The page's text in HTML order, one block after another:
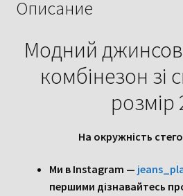
розмір
Описание
Модний
комбінезон зі
розмір
На окружність
Ми в Instagram —
першими дізнавайтесь